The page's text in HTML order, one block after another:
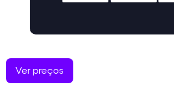
Ver preços